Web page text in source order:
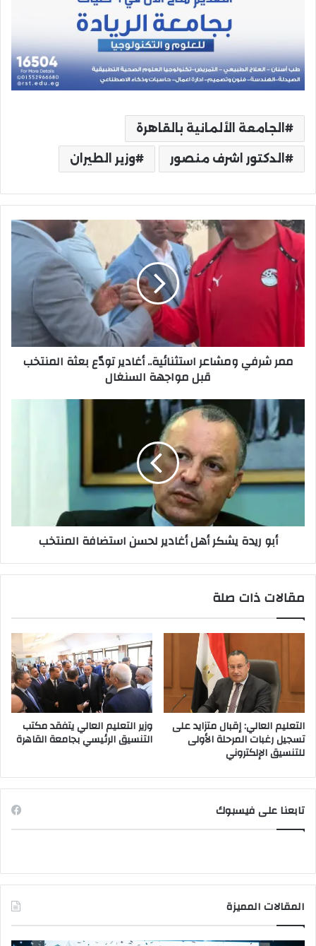
الجامعة الألمانية بالقاهرة
الدكتور اشرف منصور وزير الطيران
ممر
شرفي
ومشاعر
استثنائية..
أغادير
المنتخب
قبل
مواجهة
ممر شرفي ومشاعر استثنائية.. أغادير تودّع بعثة المنتخب
قبل مواجهة السنغال
ريدة
يشكر
أغادير
لحسن
استضافة
أبو ريدة يشكر أهل أغادير لحسن استضافة المنتخب
مقالات ذات صلة
التعليم العالي: إقبال متزايد على
تسجيل رغبات المرحلة الأولى
للتنسيق الإلكتروني
وزير التعليم العالي يتفقد مكتب
التنسيق الرئيسي بجامعة القاهرة
تابعنا على فيسبوك
المقالات المميزة